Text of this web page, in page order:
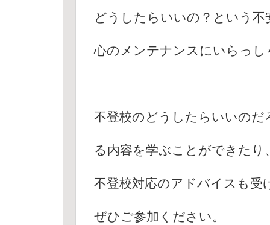
どうしたらいいの？という
心のメンテナンスにいらっ
不登校のどうしたらいいの
る内容を学ぶことができたり
不登校対応のアドバイスも受
ぜひご参加ください。